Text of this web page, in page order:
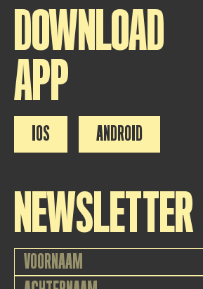
DOWNLOAD
APP
IOS ANDROID
NEWSLETTER